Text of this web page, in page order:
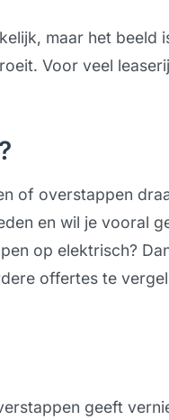
maar het beeld
Voor veel
of overstappen
en wil je vooral
op elektrisch?
offertes te
geeft